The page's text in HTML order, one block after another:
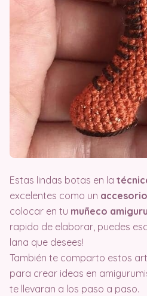
Estas lindas botas en la
excelentes como un accesorio
colocar en tu muñeco
rapido de elaborar, puedes
lana que desees!
También te comparto estos
para crear ideas en
te llevaran a los paso a paso.